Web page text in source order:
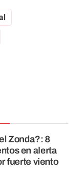
Zonda?: 8
en alerta
fuerte viento